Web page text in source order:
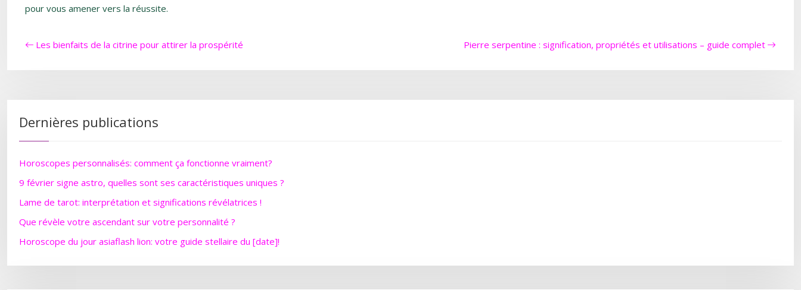
pour vous amener vers la réussite.
Les bienfaits de la citrine pour attirer la prospérité Pierre serpentine : signification, propriétés et utilisations – guide complet
Dernières publications
Horoscopes personnalisés: comment ça fonctionne vraiment?
9 février signe astro, quelles sont ses caractéristiques uniques ?
Lame de tarot: interprétation et significations révélatrices !
Que révèle votre ascendant sur votre personnalité ?
Horoscope du jour asiaflash lion: votre guide stellaire du [date]!